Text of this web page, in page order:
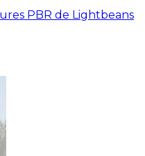
PBR de Lightbeans